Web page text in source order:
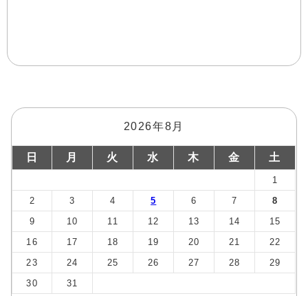
2026年8月
日 月 火 水 木 金 土
1
2
3 4 5 6 7
8
9
10 11 12 13 14
15
16
17 18 19 20 21
22
23
24 25 26 27 28
29
30
31